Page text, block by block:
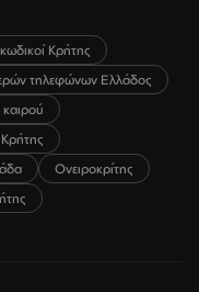
Κρήτης
τηλεφώνων Ελλάδος
Ονειροκρίτης